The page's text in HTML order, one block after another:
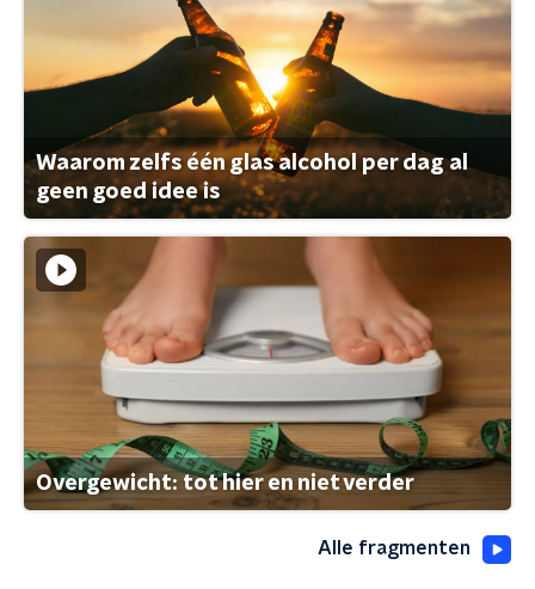
Waarom zelfs één glas alcohol per dag al
geen goed idee is
Overgewicht: tot hier en niet verder
Alle fragmenten